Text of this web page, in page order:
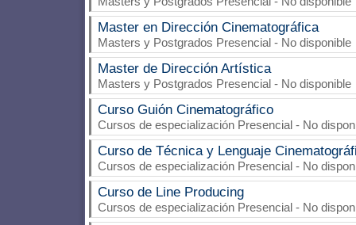
Master en Dirección Cinematográfica
Masters y Postgrados Presencial - No disponible
Master de Dirección Artística
Masters y Postgrados Presencial - No disponible
Curso Guión Cinematográfico
Cursos de especialización Presencial - No
Curso de Técnica y Lenguaje
Cursos de especialización Presencial - No
Curso de Line Producing
Cursos de especialización Presencial - No